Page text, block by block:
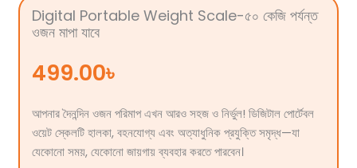
Digital Portable Weight Scale-৫০ কেজি পর্যন্ত
ওজন মাপা যাবে
499.00৳
আপনার দৈনন্দিন ওজন পরিমাপ এখন আরও সহজ ও নির্ভুল! ডিজিটাল পোর্টেবল
ওয়েট স্কেলটি হালকা, বহনযোগ্য এবং অত্যাধুনিক প্রযুক্তি সমৃদ্ধ—যা
যেকোনো সময়, যেকোনো জায়গায় ব্যবহার করতে পারবেন।